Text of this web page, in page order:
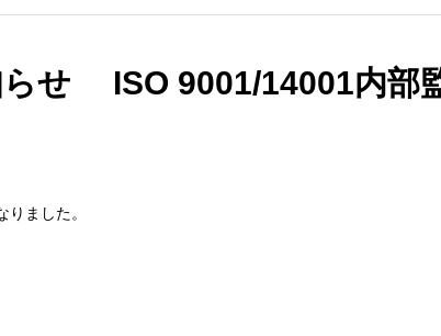
らせ ISO 9001/14001内部
ました。